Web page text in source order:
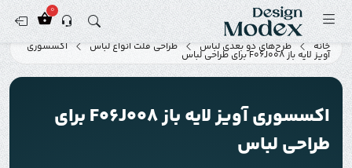
0
خانه طرح‌های دو بعدی لباس طراحی فلت انواع لباس اکسسوری
آویز لایه باز F06J008 برای طراحی لباس
اکسسوری آویز لایه باز F06J008 برای
طراحی لباس